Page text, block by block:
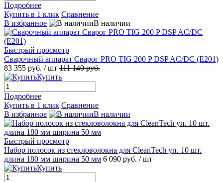
Подробнее
Купить в 1 клик Сравнение
В избранное
В наличии
Быстрый просмотр
Сварочный аппарат Сварог PRO TIG 200 P DSP AC/DC (E201)
83 355 руб. / шт 111 140 руб.
Купить
Подробнее
Купить в 1 клик Сравнение
В избранное
В наличии
Быстрый просмотр
Набор полосок из стекловолокна для CleanTech уп. 10 шт.
длина 180 мм ширина 50 мм 6 090 руб. / шт
Купить